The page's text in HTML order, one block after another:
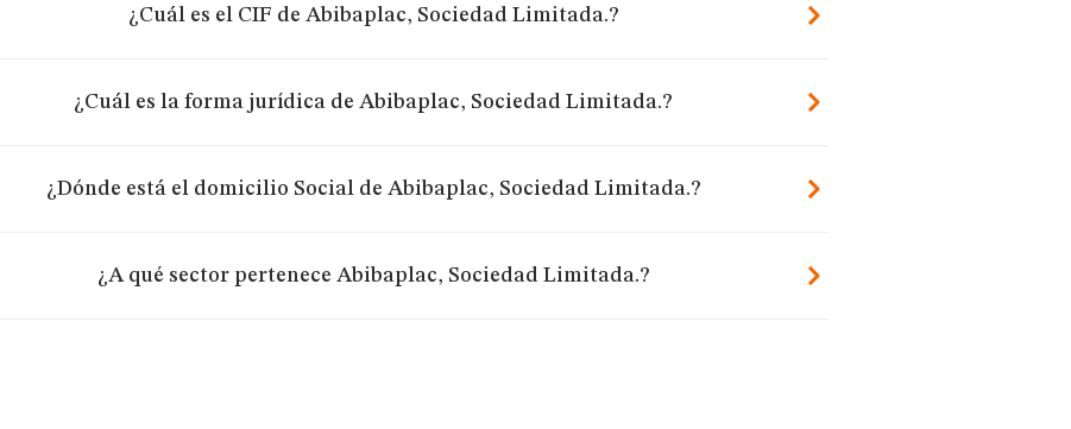
¿Cuál es el CIF de Abibaplac, Sociedad Limitada.?
¿Cuál es la forma jurídica de Abibaplac, Sociedad Limitada.?
¿Dónde está el domicilio Social de Abibaplac, Sociedad Limitada.?
¿A qué sector pertenece Abibaplac, Sociedad Limitada.?